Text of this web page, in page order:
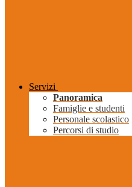
Servizi
Panoramica
Famiglie e studenti
Personale scolastico
Percorsi di studio